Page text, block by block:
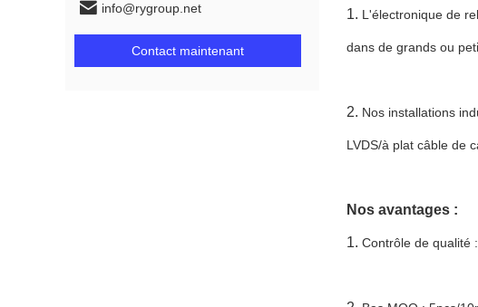
info@rygroup.net
Contact maintenant
1. L'électronique de
dans de grands ou
2. Nos installations
LVDS/à plat câble de
Nos avantages :
1. Contrôle de qualité